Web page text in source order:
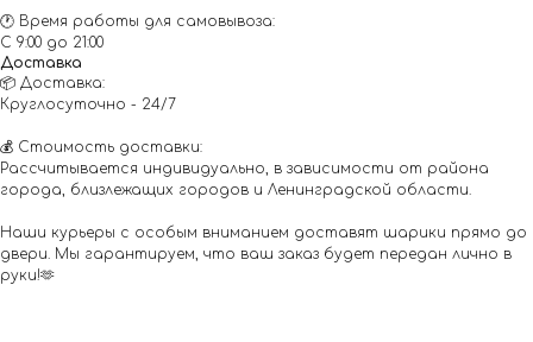
🕐 Время работы для самовывоза:
С 9:00 до 21:00
Доставка
📦 Доставка:
Круглосуточно - 24/7
💰 Стоимость доставки:
Рассчитывается индивидуально, в зависимости от района
города, близлежащих городов и Ленинградской области.
Наши курьеры с особым вниманием доставят шарики прямо до
двери. Мы гарантируем, что ваш заказ будет передан лично в
руки!🫶